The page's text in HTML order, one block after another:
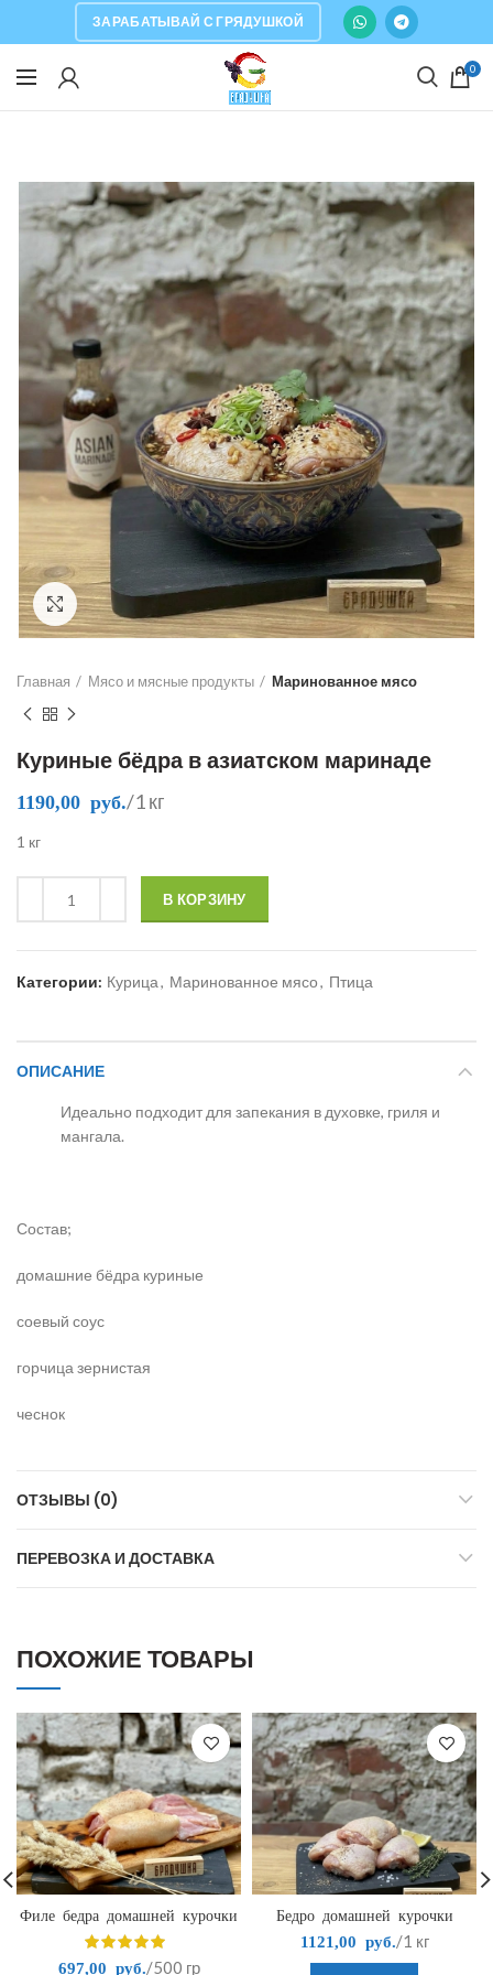
ЗАРАБАТЫВАЙ С ГРЯДУШКОЙ
0
Click to enlarge
Главная Мясо и мясные продукты Маринованное мясо
Куриные бёдра в азиатском маринаде
1190,00 руб. /1 кг
1 кг
В КОРЗИНУ
Категории: Курица, Маринованное мясо, Птица
ОПИСАНИЕ
Идеально подходит для запекания в духовке, гриля и
мангала.
Состав;
домашние бёдра куриные
соевый соус
горчица зернистая
чеснок
ОТЗЫВЫ (0)
ПЕРЕВОЗКА И ДОСТАВКА
ПОХОЖИЕ ТОВАРЫ
Филе бедра домашней курочки
697,00 руб. /500 гр
Бедро домашней курочки
1121,00 руб. /1 кг